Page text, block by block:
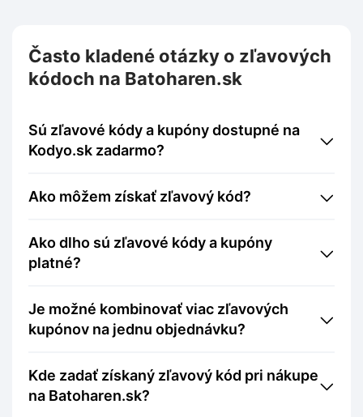
Často kladené otázky o zľavových
kódoch na Batoharen.sk
Sú zľavové kódy a kupóny dostupné na
Kodyo.sk zadarmo?
Ako môžem získať zľavový kód?
Ako dlho sú zľavové kódy a kupóny
platné?
Je možné kombinovať viac zľavových
kupónov na jednu objednávku?
Kde zadať získaný zľavový kód pri nákupe
na Batoharen.sk?